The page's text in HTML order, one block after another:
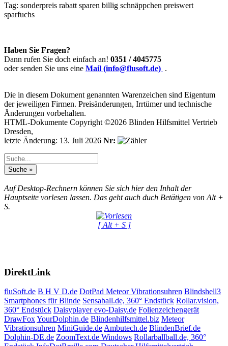
Tag: sonderpreis rabatt sparen billig schnäppchen preiswert
sparfuchs
Haben Sie Fragen?
Dann rufen Sie doch einfach an! 0351 / 4045775
oder senden Sie uns eine Mail (info@flusoft.de) .
Die in diesem Dokument genannten Warenzeichen sind Eigentum
der jeweiligen Firmen. Preisänderungen, Irrtümer und technische
Änderungen vorbehalten.
HTML-Dokumente Copyright ©2026 Blinden Hilfsmittel Vertrieb
Dresden,
letzte Änderung: 13. Juli 2026 Nr:
Auf Desktop-Rechnern können Sie sich hier den Inhalt der
Hauptseite vorlesen lassen. Das geht auch duch Betätigen von Alt +
S.
[ Alt + S ]
DirektLink
fluSoft.de B H V D.de DotPad Meteor Vibrationsuhren Blindshell3
Smartphones für Blinde Sensaball.de, 360° Endstück Rollar.vision,
360° Endstück Daisyplayer evo-Daisy.de Folienzeichengerät
DrawFoxYourDolphin.de Blindenhilfsmittel.biz Meteor
Vibrationsuhren MiniGuide.de Ambutech.de BlindenBrief.de
Dolphin-DE.de ZoomText.de Windows Rollarballball.de, 360°